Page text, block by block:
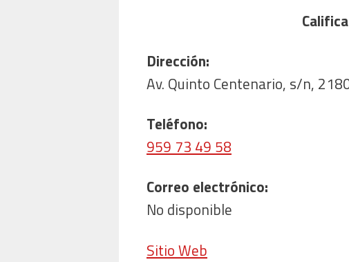
Dirección:
Av. Quinto Centenario, s/n,
Teléfono:
959 73 49 58
Correo electrónico:
No disponible
Sitio Web